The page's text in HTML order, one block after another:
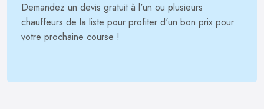
Demandez un devis gratuit à l'un ou plusieurs
chauffeurs de la liste pour profiter d'un bon prix pour
votre prochaine course !